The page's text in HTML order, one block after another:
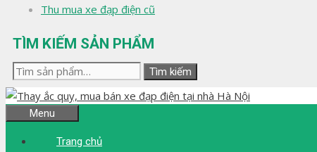
Thu mua xe đạp điện cũ
TÌM KIẾM SẢN PHẨM
Tìm
kiếm:
Tìm kiếm
Menu
Trang chủ